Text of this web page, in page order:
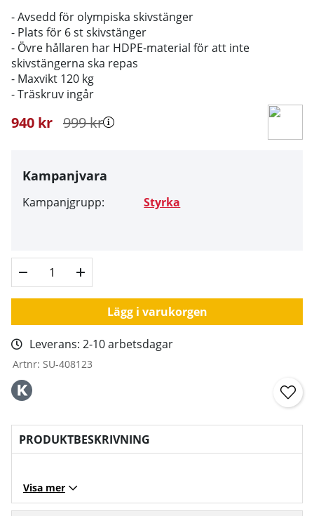
- Avsedd för olympiska skivstänger
- Plats för 6 st skivstänger
- Övre hållaren har HDPE-material för att inte
skivstängerna ska repas
- Maxvikt 120 kg
- Träskruv ingår
999kr
940 kr
Kampanjvara
Kampanjgrupp: Styrka
Lägg i varukorgen
Leverans: 2-10 arbetsdagar
Artnr: SU-408123
PRODUKTBESKRIVNING
Visa mer